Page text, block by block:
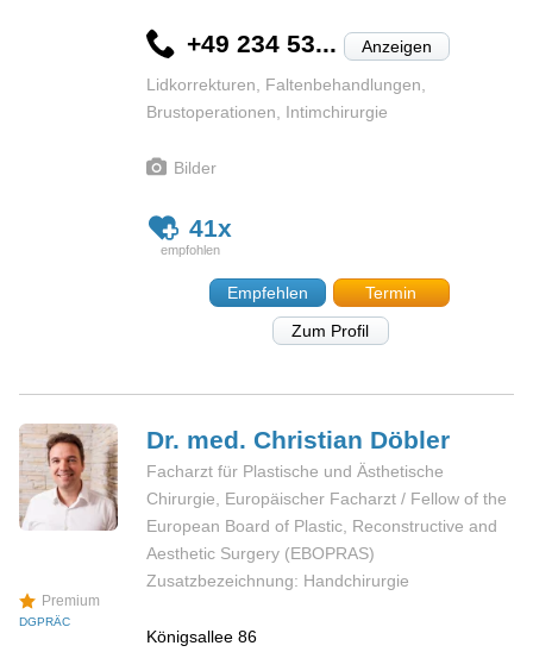
+49 234 53... Anzeigen
Lidkorrekturen, Faltenbehandlungen,
Brustoperationen, Intimchirurgie
Bilder
41x
Empfehlen
Termin
Zum Profil
Premium
DGPRÄC
Dr. med. Christian Döbler
Facharzt für Plastische und Ästhetische
Chirurgie, Europäischer Facharzt / Fellow of the
European Board of Plastic, Reconstructive and
Aesthetic Surgery (EBOPRAS)
Zusatzbezeichnung: Handchirurgie
Königsallee 86